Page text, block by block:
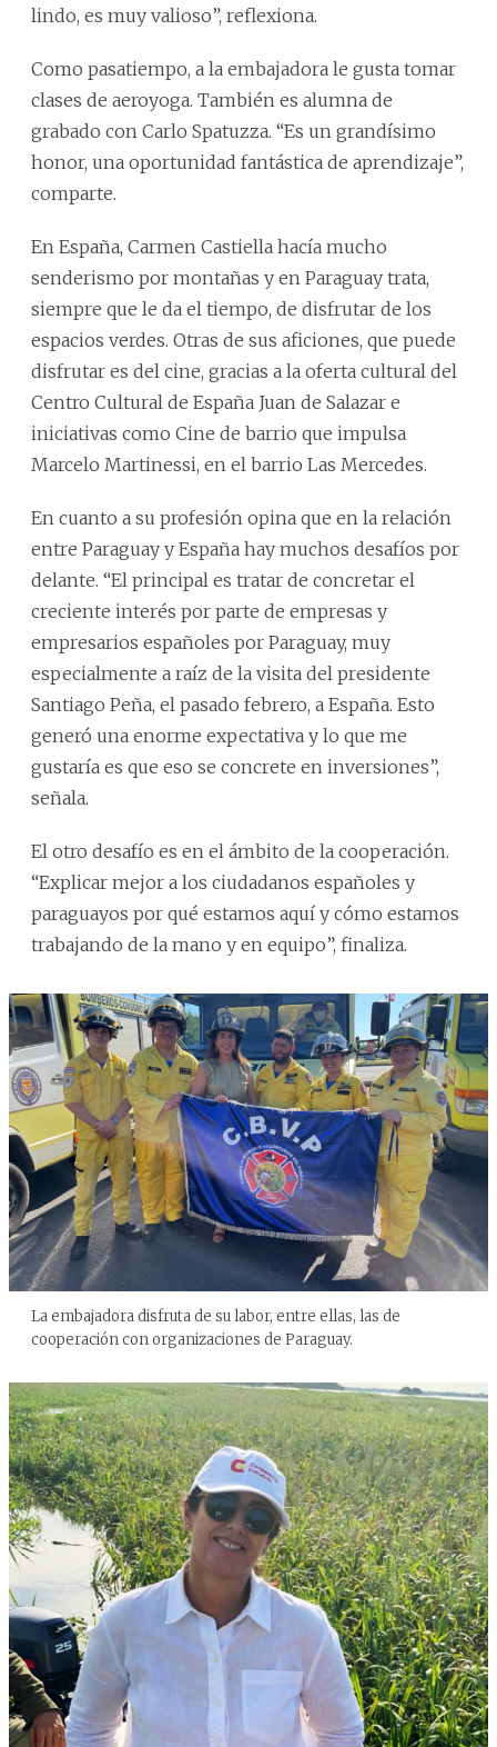
lindo, es muy valioso”, reflexiona.
Como pasatiempo, a la embajadora le gusta tomar
clases de aeroyoga. También es alumna de
grabado con Carlo Spatuzza. “Es un grandísimo
honor, una oportunidad fantástica de aprendizaje”,
comparte.
En España, Carmen Castiella hacía mucho
senderismo por montañas y en Paraguay trata,
siempre que le da el tiempo, de disfrutar de los
espacios verdes. Otras de sus aficiones, que puede
disfrutar es del cine, gracias a la oferta cultural del
Centro Cultural de España Juan de Salazar e
iniciativas como Cine de barrio que impulsa
Marcelo Martinessi, en el barrio Las Mercedes.
En cuanto a su profesión opina que en la relación
entre Paraguay y España hay muchos desafíos por
delante. “El principal es tratar de concretar el
creciente interés por parte de empresas y
empresarios españoles por Paraguay, muy
especialmente a raíz de la visita del presidente
Santiago Peña, el pasado febrero, a España. Esto
generó una enorme expectativa y lo que me
gustaría es que eso se concrete en inversiones”,
señala.
El otro desafío es en el ámbito de la cooperación.
“Explicar mejor a los ciudadanos españoles y
paraguayos por qué estamos aquí y cómo estamos
trabajando de la mano y en equipo”, finaliza.
La embajadora disfruta de su labor, entre ellas, las de
cooperación con organizaciones de Paraguay.